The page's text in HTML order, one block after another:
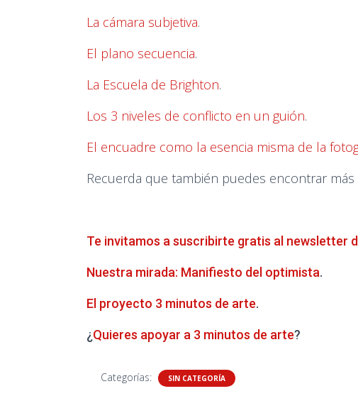
La cámara subjetiva.
El plano secuencia.
La Escuela de Brighton.
Los 3 niveles de conflicto en un guión.
El encuadre como la esencia misma de la
Recuerda que también puedes encontrar
Te invitamos a suscribirte gratis al newsletter
Nuestra mirada: Manifiesto del optimista.
El proyecto 3 minutos de arte.
¿Quieres apoyar a 3 minutos de arte?
Categorías: SIN CATEGORÍA